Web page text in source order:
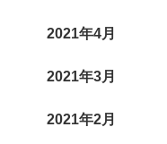
2021年4月
2021年3月
2021年2月